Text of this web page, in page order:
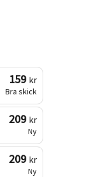
159 kr
Bra skick
209 kr
Ny
209 kr
Ny